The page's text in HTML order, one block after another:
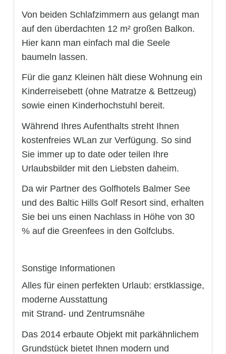
Von beiden Schlafzimmern aus gelangt man
auf den überdachten 12 m² großen Balkon.
Hier kann man einfach mal die Seele
baumeln lassen.
Für die ganz Kleinen hält diese Wohnung ein
Kinderreisebett (ohne Matratze & Bettzeug)
sowie einen Kinderhochstuhl bereit.
Während Ihres Aufenthalts streht Ihnen
kostenfreies WLan zur Verfügung. So sind
Sie immer up to date oder teilen Ihre
Urlaubsbilder mit den Liebsten daheim.
Da wir Partner des Golfhotels Balmer See
und des Baltic Hills Golf Resort sind, erhalten
Sie bei uns einen Nachlass in Höhe von 30
% auf die Greenfees in den Golfclubs.
Sonstige Informationen
Alles für einen perfekten Urlaub: erstklassige,
moderne Ausstattung
mit Strand- und Zentrumsnähe
Das 2014 erbaute Objekt mit parkähnlichem
Grundstück bietet Ihnen modern und